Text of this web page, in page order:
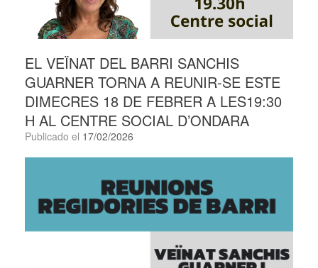
EL VEÏNAT DEL BARRI SANCHIS
GUARNER TORNA A REUNIR-SE ESTE
DIMECRES 18 DE FEBRER A LES19:30
H AL CENTRE SOCIAL D’ONDARA
Publicado el 17/02/2026